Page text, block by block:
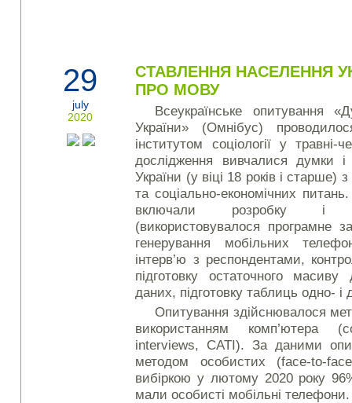
29
july
2020
СТАВЛЕННЯ НАСЕЛЕННЯ
ПРО МОВУ
Всеукраїнське опитування
України» (Омнібус)
інститутом соціології у
дослідження вивчалися думки
України (у віці 18 років і старше)
та соціально-економічних
включали розробку і
(використовувалося програмне
генерування мобільних
інтерв’ю з респондентами,
підготовку остаточного
даних, підготовку таблиць одно- і
Опитування здійснювалося
використанням комп’ютера
interviews, CATI). За даними
методом особистих (face-to-
вибіркою у лютому 2020 року
мали особисті мобільні